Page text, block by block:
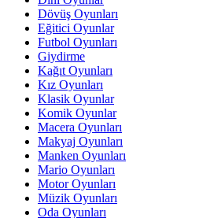
Dövüş Oyunları
Eğitici Oyunlar
Futbol Oyunları
Giydirme
Kağıt Oyunları
Kız Oyunları
Klasik Oyunlar
Komik Oyunlar
Macera Oyunları
Makyaj Oyunları
Manken Oyunları
Mario Oyunları
Motor Oyunları
Müzik Oyunları
Oda Oyunları